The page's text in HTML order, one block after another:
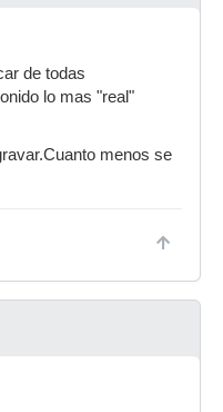
de todas
lo mas "real"
menos se